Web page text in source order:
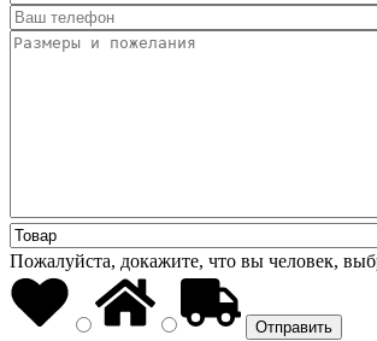
Пожалуйста, докажите, что вы человек,